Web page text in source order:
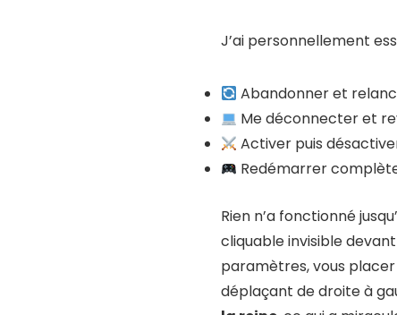
J’ai personnellement
Abandonner et
Me déconnecter et
Activer puis
Redémarrer
Rien n’a fonctionné
cliquable invisible
paramètres, vous
déplaçant de droite à